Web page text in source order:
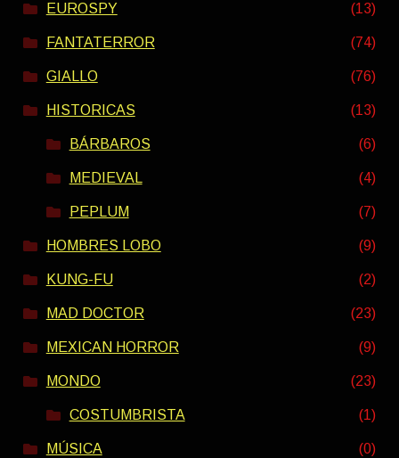
EUROSPY (13)
FANTATERROR (74)
GIALLO (76)
HISTORICAS (13)
BÁRBAROS (6)
MEDIEVAL (4)
PEPLUM (7)
HOMBRES LOBO (9)
KUNG-FU (2)
MAD DOCTOR (23)
MEXICAN HORROR (9)
MONDO (23)
COSTUMBRISTA (1)
MÚSICA (0)